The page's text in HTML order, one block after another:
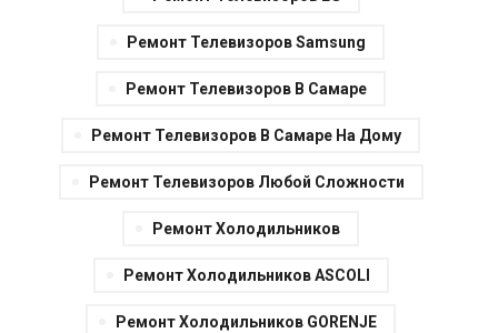
Ремонт Телевизоров Samsung
Ремонт Телевизоров В Самаре
Ремонт Телевизоров В Самаре На Дому
Ремонт Телевизоров Любой Сложности
Ремонт Холодильников
Ремонт Холодильников ASCOLI
Ремонт Холодильников GORENJE